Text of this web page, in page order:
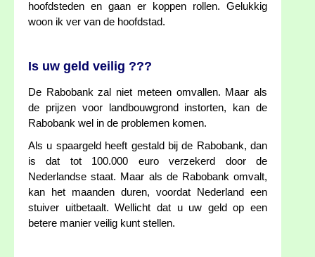
hoofdsteden en gaan er koppen rollen. Gelukkig
woon ik ver van de hoofdstad.
Is uw geld veilig ???
De Rabobank zal niet meteen omvallen. Maar als
de prijzen voor landbouwgrond instorten, kan de
Rabobank wel in de problemen komen.
Als u spaargeld heeft gestald bij de Rabobank, dan
is dat tot 100.000 euro verzekerd door de
Nederlandse staat. Maar als de Rabobank omvalt,
kan het maanden duren, voordat Nederland een
stuiver uitbetaalt. Wellicht dat u uw geld op een
betere manier veilig kunt stellen.